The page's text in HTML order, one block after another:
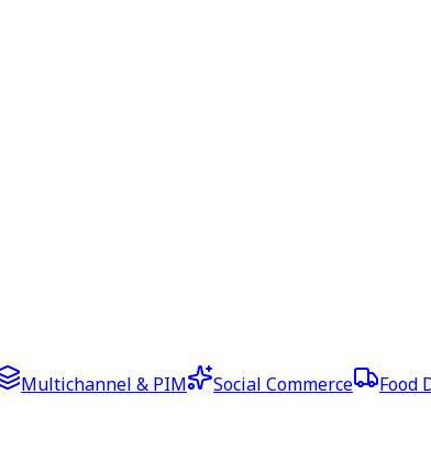
Multichannel & PIM Social Commerce Food